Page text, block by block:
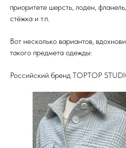
приоритете шерсть, лоден,
стёжка и т.п.
Вот несколько вариантов,
такого предмета одежды:
Российский бренд TOPTOP